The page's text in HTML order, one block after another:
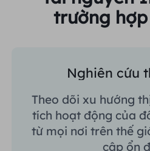
trường
Nghiên cứu
Theo dõi xu hướng
tích hoạt động của
từ mọi nơi trên thế
cập ổn